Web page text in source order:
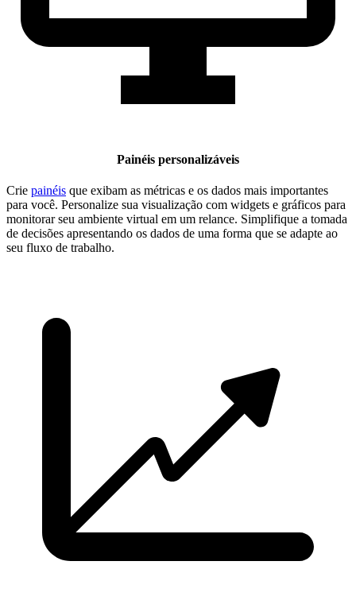
Painéis personalizáveis
Crie painéis que exibam as métricas e os dados mais importantes
para você. Personalize sua visualização com widgets e gráficos para
monitorar seu ambiente virtual em um relance. Simplifique a tomada
de decisões apresentando os dados de uma forma que se adapte ao
seu fluxo de trabalho.